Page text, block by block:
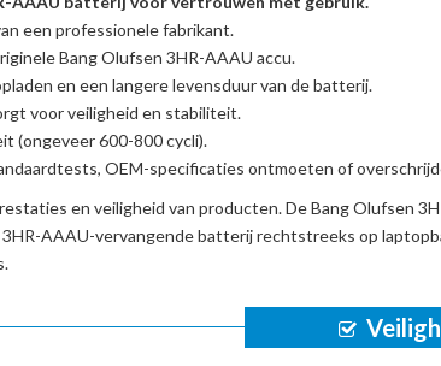
een professionele fabrikant.
Bang Olufsen 3HR-AAAU accu.
en een langere levensduur van de batterij.
voor veiligheid en stabiliteit.
(ongeveer 600-800 cycli).
OEM-specificaties ontmoeten of
en veiligheid van producten. DeBang Olufsen
AAAU-vervangende batterijrechtstreeks op